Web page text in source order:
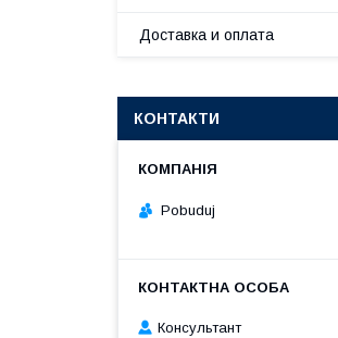
Доставка и оплата
КОНТАКТИ
Pobuduj
Консультант